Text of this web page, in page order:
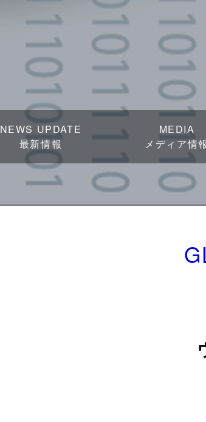
NEWS UPDATE
最新情報
MEDIA
メディア情報